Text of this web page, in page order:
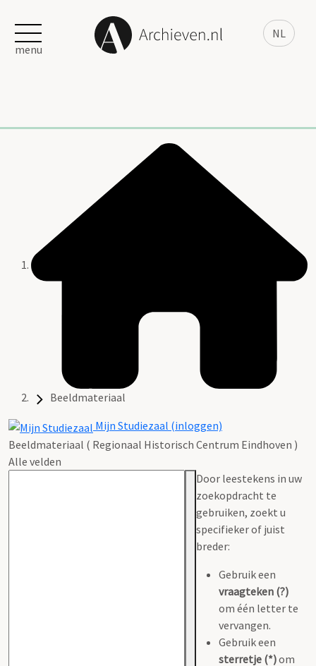
NL
menu
Beeldmateriaal
Mijn Studiezaal (inloggen)
Beeldmateriaal ( Regionaal Historisch Centrum Eindhoven )
Alle velden
Door leestekens in uw
zoekopdracht te
gebruiken, zoekt u
specifieker of juist
breder:
Gebruik een
vraagteken (?)
om één letter te
vervangen.
Gebruik een
sterretje (*)om